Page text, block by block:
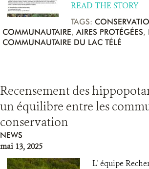
READ THE STORY
TAGS:
COMMUNAUTAIRE, AIRES PROTÉGÉES,
COMMUNAUTAIRE DU LAC TÉLÉ
Recensement des
un équilibre entre les
conservation
NEWS
mai 13, 2025
L' équipe